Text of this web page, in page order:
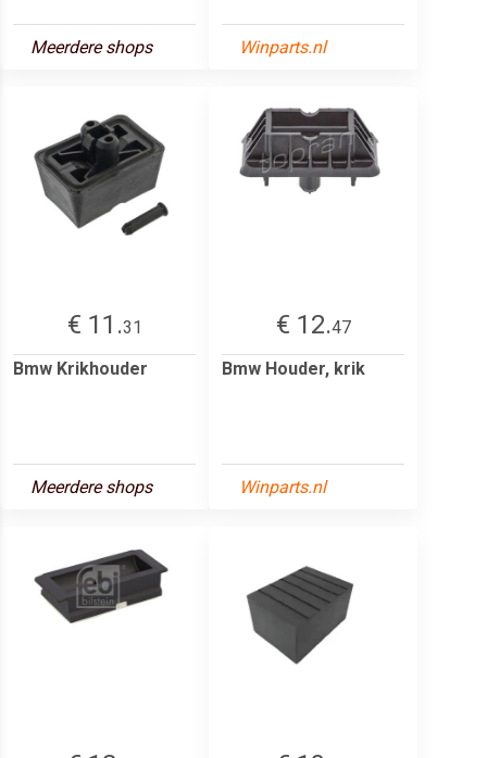
Meerdere shops Winparts.nl
€ 11.31
Bmw Krikhouder
Meerdere shops
€ 12.47
Bmw Houder, krik
Winparts.nl